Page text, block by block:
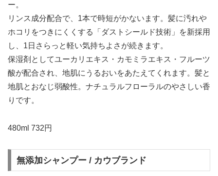
ー。
リンス成分配合で、1本で時短がかないます。髪に汚れや
ホコリをつきにくくする「ダストシールド技術」を新採用
し、1日さらっと軽い気持ちよさが続きます。
保湿剤としてユーカリエキス・カモミラエキス・フルーツ
酸が配合され、地肌にうるおいをあたえてくれます。髪と
地肌とおなじ弱酸性。ナチュラルフローラルのやさしい香
りです。
480ml 732円
無添加シャンプー / カウブランド